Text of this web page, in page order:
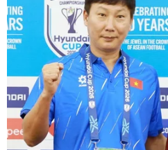
Cờ NATO.
Hãng RIA đưa tin ngày
Vladimir Putin đã thảo
ninh Liên bang Nga về
Thụy Điển trở thành